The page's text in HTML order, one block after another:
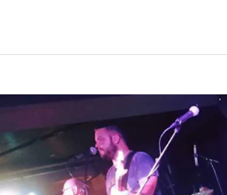
Gigplanet